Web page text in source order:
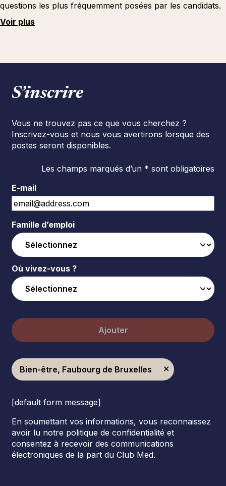
questions les plus fréquemment posées par les candidats.
Voir plus
S’inscrire
Vous ne trouvez pas ce que vous cherchez ?
Inscrivez-vous et nous vous avertirons lorsque des
postes seront disponibles.
Les champs marqués d’un * sont obligatoires
E-mail
Famille d’emploi
Où vivez-vous ?
Ajouter
Bien-être, Faubourg de Bruxelles
[default form message]
En soumettant vos informations, vous reconnaissez
avoir lu notre politique de confidentialité et
consentez à recevoir des communications
électroniques de la part du Club Med.